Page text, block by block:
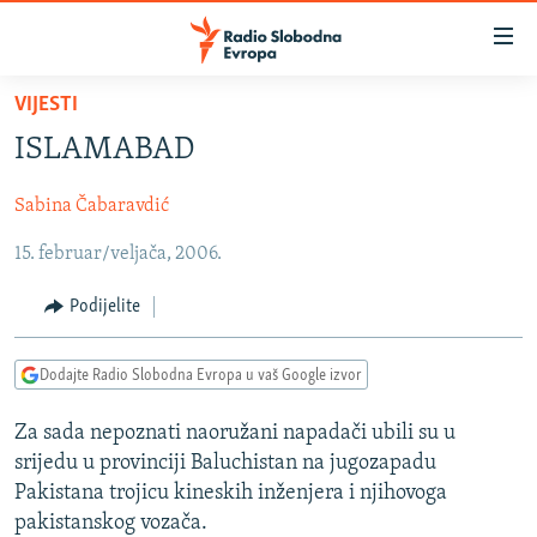
Pređite
glavni
Pređite
na
navigaciju
Pređite
na
pretragu
SRBIJA
KOSOVO
CRNA GORA
VIZUELNO
VIDEO
FOTOGALERIJE
INFOGRAFIKE
PODCASTI
RAT U UKRAJINI
KINA NA BALKANU
RSE PRIČE IZ SVIJETA
VIJESTI
ISLAMABAD
Sabina Čabaravdić
15. februar/veljača, 2006.
Podijelite
Dodajte Radio Slobodna Evropa u vaš Google izvor
Za sada nepoznati naoružani napadači ubili su u
srijedu u provinciji Baluchistan na jugozapadu
Pakistana trojicu kineskih inženjera i njihovoga
pakistanskog vozača.